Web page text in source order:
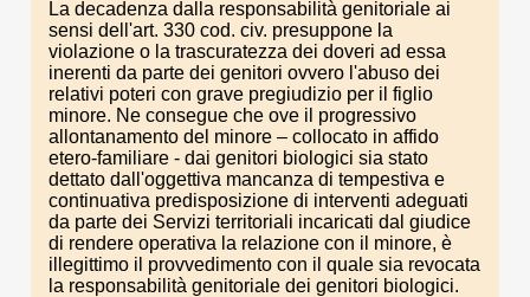
La decadenza dalla responsabilità genitoriale ai
sensi dell'art. 330 cod. civ. presuppone la
violazione o la trascuratezza dei doveri ad essa
inerenti da parte dei genitori ovvero l'abuso dei
relativi poteri con grave pregiudizio per il figlio
minore. Ne consegue che ove il progressivo
allontanamento del minore – collocato in affido
etero-familiare - dai genitori biologici sia stato
dettato dall'oggettiva mancanza di tempestiva e
continuativa predisposizione di interventi adeguati
da parte dei Servizi territoriali incaricati dal giudice
di rendere operativa la relazione con il minore, è
illegittimo il provvedimento con il quale sia revocata
la responsabilità genitoriale dei genitori biologici.